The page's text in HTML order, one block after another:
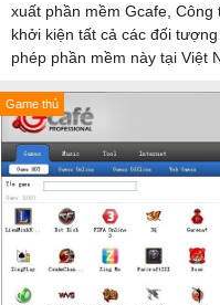
xuất phần mềm Gcafe,
khởi kiện tất cả các đối
phép phần mềm này tại Việt
Game thủ